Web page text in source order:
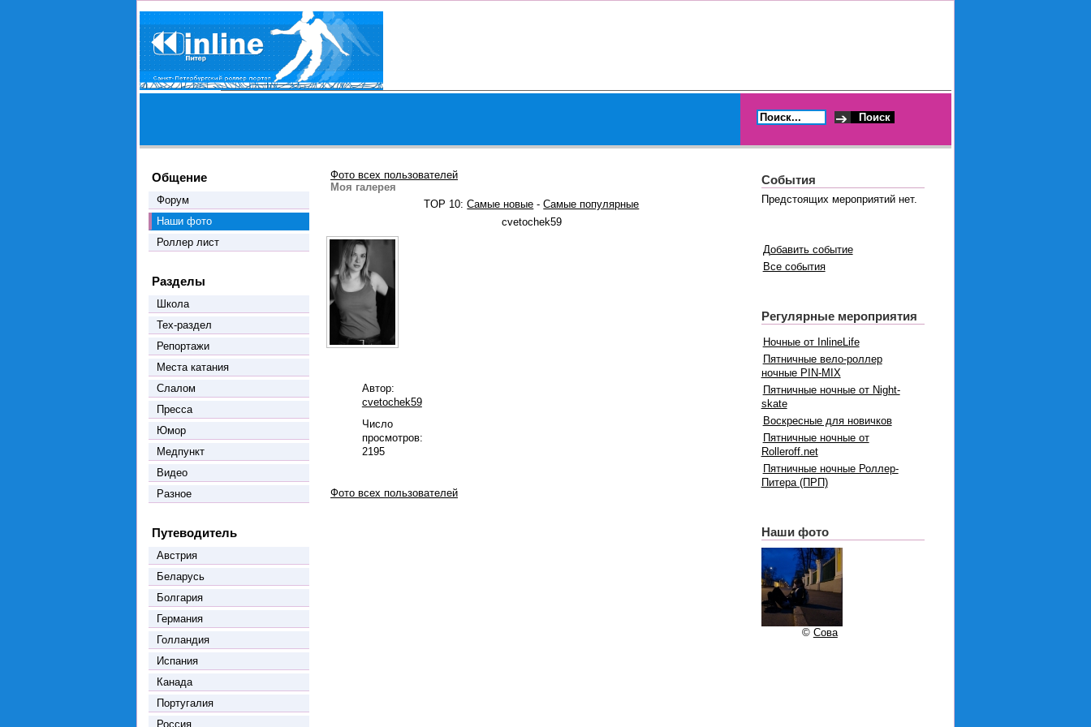
Общение
Форум
Наши фото
Роллер лист
Разделы
Школа
Тех-раздел
Репортажи
Места катания
Слалом
Пресса
Юмор
Медпункт
Видео
Разное
Путеводитель
Австрия
Беларусь
Болгария
Германия
Голландия
Испания
Канада
Португалия
Россия
Фото всех пользователей
Моя галерея
TOP 10:Самые новые -Самые популярные
cvetochek59
Автор:
cvetochek59
Число
просмотров:
2195
Фото всех пользователей
События
Предстоящих мероприятий нет.
Добавить событие
Все события
Регулярные мероприятия
Ночные от InlineLife
Пятничные вело-роллер
ночные PIN-MIX
Пятничные ночные от Night-
skate
Воскресные для новичков
Пятничные ночные от
Rolleroff.net
Пятничные ночные Роллер-
Питера (ПРП)
Наши фото
© Сова